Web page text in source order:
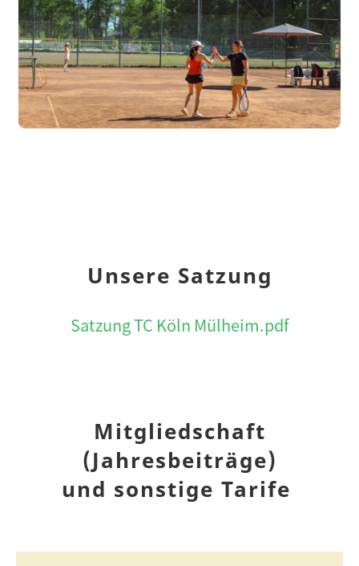
Unsere Satzung
Satzung TC Köln Mülheim.pdf
Mitgliedschaft
(Jahresbeiträge)
und sonstige Tarife